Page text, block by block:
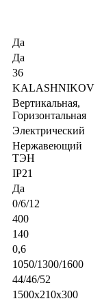
Да
Да
36
KALASHNIKOV
Вертикальная,
Горизонтальная
Электрический
Нержавеющий
ТЭН
IP21
Да
0/6/12
400
140
0,6
1050/1300/1600
44/46/52
1500х210х300